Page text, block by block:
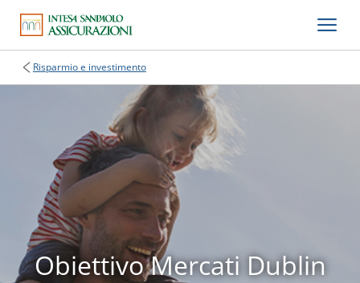
Risparmio e investimento
Obiettivo Mercati Dublin